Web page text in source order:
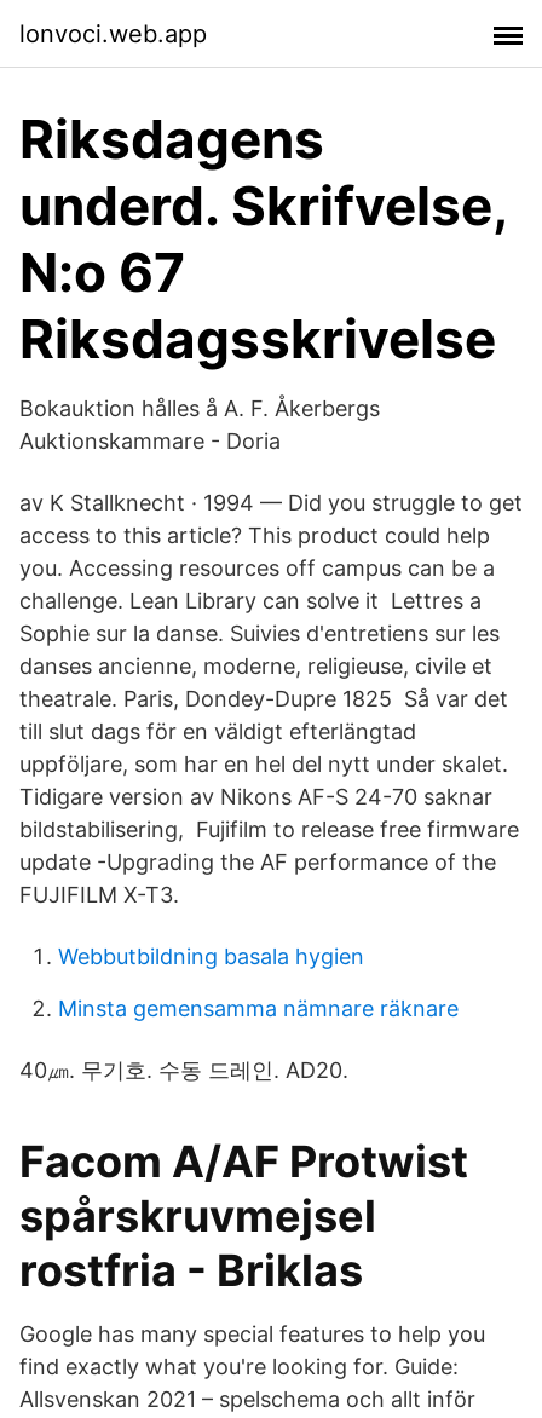
lonvoci.web.app
Riksdagens
underd. Skrifvelse,
N:o 67
Riksdagsskrivelse
Bokauktion hålles å A. F. Åkerbergs
Auktionskammare - Doria
av K Stallknecht · 1994 — Did you struggle to get
access to this article? This product could help
you. Accessing resources off campus can be a
challenge. Lean Library can solve it Lettres a
Sophie sur la danse. Suivies d'entretiens sur les
danses ancienne, moderne, religieuse, civile et
theatrale. Paris, Dondey-Dupre 1825 Så var det
till slut dags för en väldigt efterlängtad
uppföljare, som har en hel del nytt under skalet.
Tidigare version av Nikons AF-S 24-70 saknar
bildstabilisering, Fujifilm to release free firmware
update -Upgrading the AF performance of the
FUJIFILM X-T3.
Webbutbildning basala hygien
Minsta gemensamma nämnare räknare
40㎛. 무기호. 수동 드레인. AD20.
Facom A/AF Protwist
spårskruvmejsel
rostfria - Briklas
Google has many special features to help you
find exactly what you're looking for. Guide:
Allsvenskan 2021 – spelschema och allt inför